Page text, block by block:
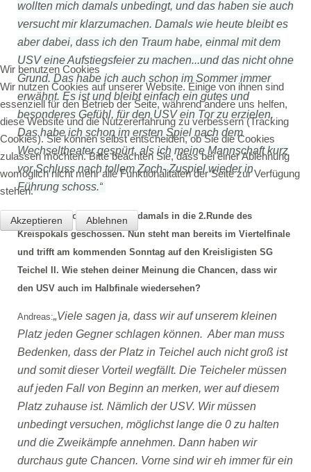
wollten mich damals unbedingt, und das haben sie auch
versucht mir klarzumachen. Damals wie heute bleibt es
aber dabei, dass ich den Traum habe, einmal mit dem
USV eine Aufstiegsfeier zu machen...und das nicht ohne
Grund. Das habe ich auch schon im Sommer immer
erwähnt. Es ist und bleibt einfach ein gutes und
besonderes Gefühl, für den USV ein Tor zu erzielen.
Das habe ich schon im ersten Spiel nach dem
Wechseltheater gespürt, als ich meine Mannschaft kurz
vor Schluss nach tollem Zoch- Zuspiel wieder in
Führung schoss.“
Mit diesem Tor hast du uns damals in die 2.Runde des
Kreispokals geschossen. Nun steht man bereits im Viertelfinale
und trifft am kommenden Sonntag auf den Kreisligisten SG
Teichel II. Wie stehen deiner Meinung die Chancen, dass wir
den USV auch im Halbfinale wiedersehen?
Andreas:„Viele sagen ja, dass wir auf unserem kleinen
Platz jeden Gegner schlagen können. Aber man muss
Bedenken, dass der Platz in Teichel auch nicht groß ist
und somit dieser Vorteil wegfällt. Die Teicheler müssen
auf jeden Fall von Beginn an merken, wer auf diesem
Platz zuhause ist. Nämlich der USV. Wir müssen
unbedingt versuchen, möglichst lange die 0 zu halten
und die Zweikämpfe annehmen. Dann haben wir
durchaus gute Chancen. Vorne sind wir eh immer für ein
Wir benutzen Cookies
Wir nutzen Cookies auf unserer Website. Einige von ihnen sind
essenziell für den Betrieb der Seite, während andere uns helfen,
diese Website und die Nutzererfahrung zu verbessern (Tracking
Cookies). Sie können selbst entscheiden, ob Sie die Cookies
zulassen möchten. Bitte beachten Sie, dass bei einer Ablehnung
womöglich nicht mehr alle Funktionalitäten der Seite zur Verfügung
stehen.
Akzeptieren Ablehnen